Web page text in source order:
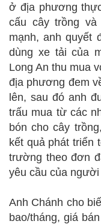
ở địa phương
cấu cây trồng
mạnh, anh quyết
dùng xe tải của
Long An thu mua
địa phương đem
lên, sau đó anh
trấu mua từ các
bón cho cây
kết quả phát triển
trường theo đơn
yêu cầu của người
Anh Chánh cho
bao/tháng, giá